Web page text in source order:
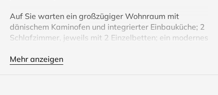
Auf Sie warten ein großzügiger Wohnraum mit
dänischem Kaminofen und integrierter Einbauküche; 2
Schlafzimmer, jeweils mit 2 Einzelbetten; ein modernes
Waschgelegenheit, sowie ein separates Duschbad.
Mehr anzeigen